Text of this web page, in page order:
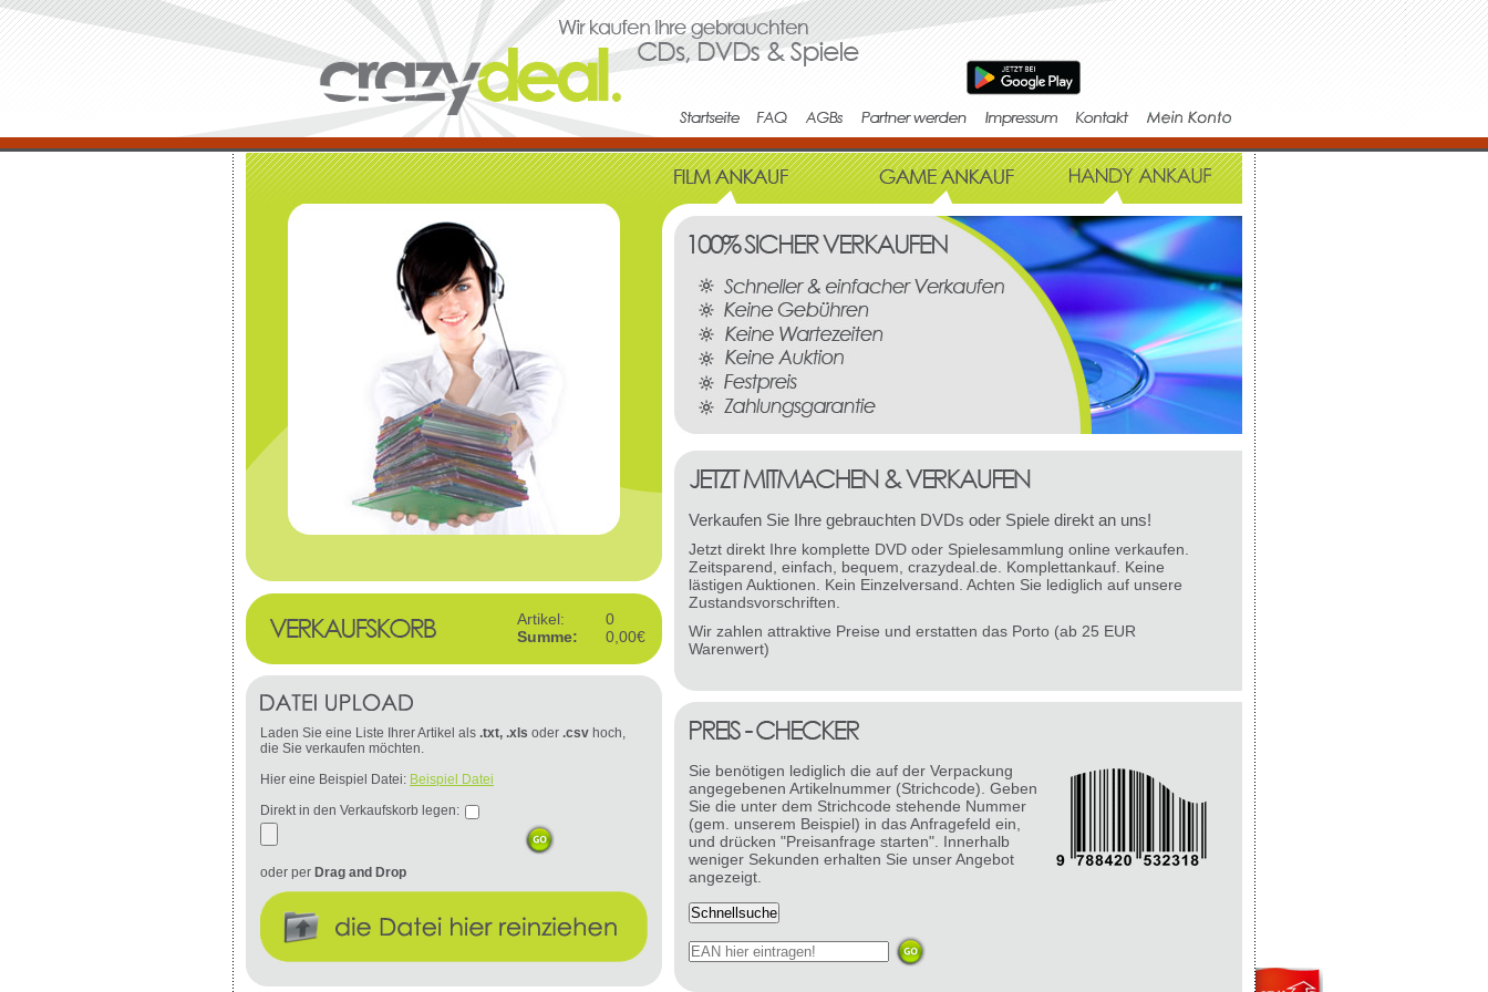
Verkaufen Sie Ihre gebrauchten DVDs oder Spiele direkt an uns!
Jetzt direkt Ihre komplette DVD oder Spielesammlung online verkaufen.
Zeitsparend, einfach, bequem, crazydeal.de. Komplettankauf. Keine
lästigen Auktionen. Kein Einzelversand. Achten Sie lediglich auf unsere
Zustandsvorschriften.
Wir zahlen attraktive Preise und erstatten das Porto (ab 25 EUR
Warenwert)
Sie benötigen lediglich die auf der Verpackung
angegebenen Artikelnummer (Strichcode). Geben
Sie die unter dem Strichcode stehende Nummer
(gem. unserem Beispiel) in das Anfragefeld ein,
und drücken "Preisanfrage starten". Innerhalb
weniger Sekunden erhalten Sie unser Angebot
angezeigt.
Artikel:
0
Summe:
0,00€
Laden Sie eine Liste Ihrer Artikel als .txt, .xls oder .csv hoch,
die Sie verkaufen möchten.
Hier eine Beispiel Datei: Beispiel Datei
Direkt in den Verkaufskorb legen:
oder per Drag and Drop